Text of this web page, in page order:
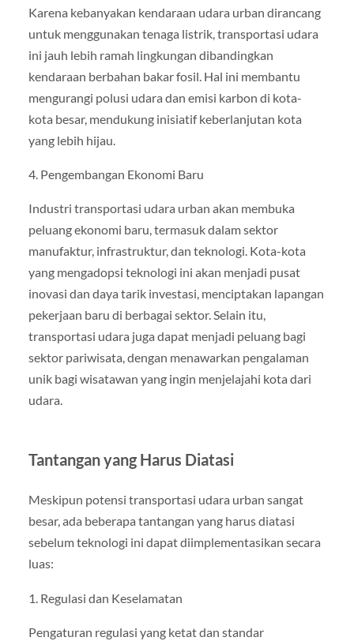
Karena kebanyakan kendaraan udara urban dirancang
untuk menggunakan tenaga listrik, transportasi udara
ini jauh lebih ramah lingkungan dibandingkan
kendaraan berbahan bakar fosil. Hal ini membantu
mengurangi polusi udara dan emisi karbon di kota-
kota besar, mendukung inisiatif keberlanjutan kota
yang lebih hijau.
4. Pengembangan Ekonomi Baru
Industri transportasi udara urban akan membuka
peluang ekonomi baru, termasuk dalam sektor
manufaktur, infrastruktur, dan teknologi. Kota-kota
yang mengadopsi teknologi ini akan menjadi pusat
inovasi dan daya tarik investasi, menciptakan lapangan
pekerjaan baru di berbagai sektor. Selain itu,
transportasi udara juga dapat menjadi peluang bagi
sektor pariwisata, dengan menawarkan pengalaman
unik bagi wisatawan yang ingin menjelajahi kota dari
udara.
Tantangan yang Harus Diatasi
Meskipun potensi transportasi udara urban sangat
besar, ada beberapa tantangan yang harus diatasi
sebelum teknologi ini dapat diimplementasikan secara
luas:
1. Regulasi dan Keselamatan
Pengaturan regulasi yang ketat dan standar